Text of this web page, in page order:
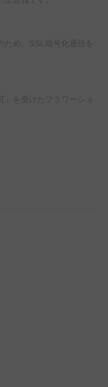
ため、SSL暗号化通信を
」を受けたフラワーショ